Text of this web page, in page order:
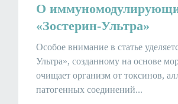
О
«Зостерин-Ультра»
Особое внимание в статье
Ультра», созданному на основе
очищает организм от токсинов,
патогенных соединений...